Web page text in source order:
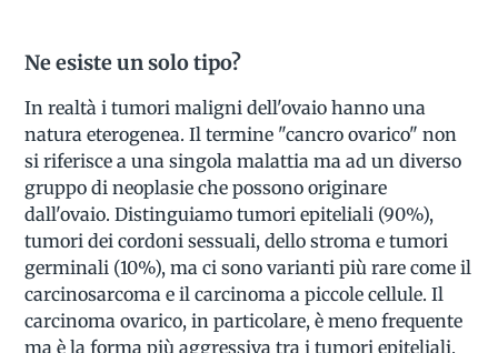
Ne esiste un solo tipo?
In realtà i tumori maligni dell'ovaio hanno una
natura eterogenea. Il termine "cancro ovarico" non
si riferisce a una singola malattia ma ad un diverso
gruppo di neoplasie che possono originare
dall'ovaio. Distinguiamo tumori epiteliali (90%),
tumori dei cordoni sessuali, dello stroma e tumori
germinali (10%), ma ci sono varianti più rare come il
carcinosarcoma e il carcinoma a piccole cellule. Il
carcinoma ovarico, in particolare, è meno frequente
ma è la forma più aggressiva tra i tumori epiteliali.